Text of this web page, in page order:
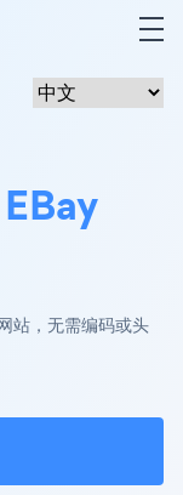
EBay
站，无需编码或头